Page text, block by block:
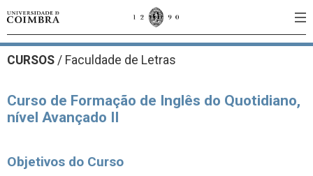
CURSOS / Faculdade de Letras
Curso de Formação de Inglês do Quotidiano,
nível Avançado II
Objetivos do Curso